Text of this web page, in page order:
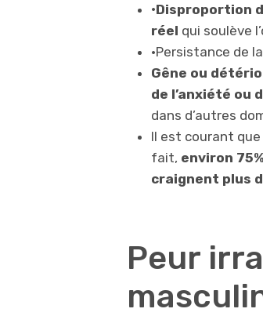
•Disproportion
réel qui soulève
•Persistance de
Gêne ou
de l’anxiété ou
dans d’autres
Il est courant
fait, environ
craignent plus
Peur